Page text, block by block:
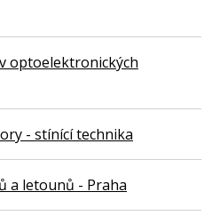
optoelektronických
- stínící technika
a letounů - Praha